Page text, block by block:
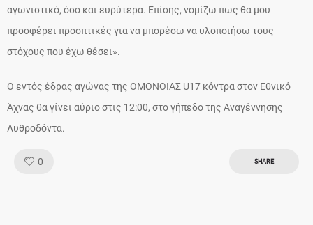
αγωνιστικό, όσο και ευρύτερα. Επίσης, νομίζω πως θα μου
προσφέρει προοπτικές για να μπορέσω να υλοποιήσω τους
στόχους που έχω θέσει».
Ο εντός έδρας αγώνας της ΟΜΟΝΟΙΑΣ U17 κόντρα στον Εθνικό
Άχνας θα γίνει αύριο στις 12:00, στο γήπεδο της Αναγέννησης
Λυθροδόντα.
0 SHARE